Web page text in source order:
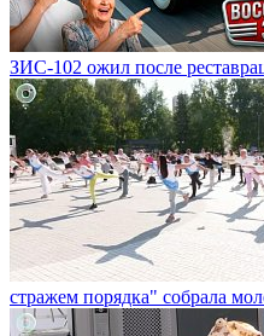
ЗИС-102 ожил после
стражем порядка" собрала